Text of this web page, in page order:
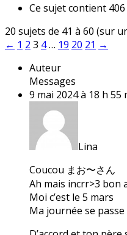
Ce sujet contient
20 sujets de 41 à 60 (sur
← 1 2 3 4… 19 20 21 →
Auteur
Messages
9 mai 2024 à 18 h 55
Lina
Coucou まお〜さん
Ah mais incrr>3 bon
Moi c’est le 5 mars
Ma journée se